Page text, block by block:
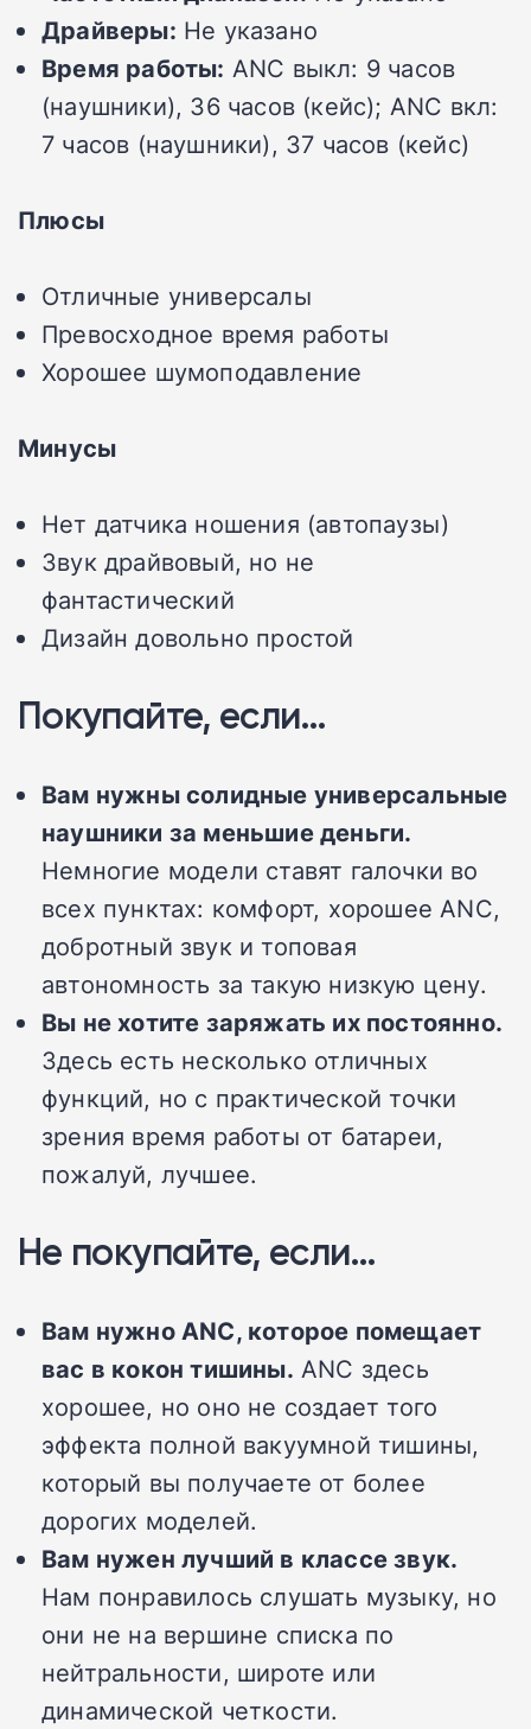
Драйверы: Не указано
Время работы: ANC выкл: 9 часов
(наушники), 36 часов (кейс); ANC вкл:
7 часов (наушники), 37 часов (кейс)
Плюсы
Отличные универсалы
Превосходное время работы
Хорошее шумоподавление
Минусы
Нет датчика ношения (автопаузы)
Звук драйвовый, но не
фантастический
Дизайн довольно простой
Покупайте, если…
Вам нужны солидные универсальные
наушники за меньшие деньги.
Немногие модели ставят галочки во
всех пунктах: комфорт, хорошее ANC,
добротный звук и топовая
автономность за такую низкую цену.
Вы не хотите заряжать их постоянно.
Здесь есть несколько отличных
функций, но с практической точки
зрения время работы от батареи,
пожалуй, лучшее.
Не покупайте, если…
Вам нужно ANC, которое помещает
вас в кокон тишины. ANC здесь
хорошее, но оно не создает того
эффекта полной вакуумной тишины,
который вы получаете от более
дорогих моделей.
Вам нужен лучший в классе звук.
Нам понравилось слушать музыку, но
они не на вершине списка по
нейтральности, широте или
динамической четкости.